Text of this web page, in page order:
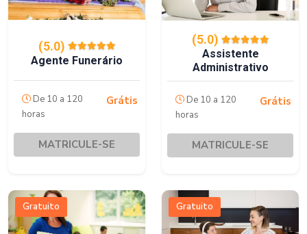
(5.0)
Agente Funerário
De 10 a 120
horas
Grátis
MATRICULE-SE
(5.0)
Assistente
Administrativo
De 10 a 120
horas
Grátis
MATRICULE-SE
Gratuito Gratuito